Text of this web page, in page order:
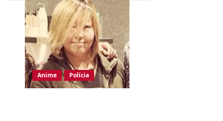
o
n
Anime Polícia